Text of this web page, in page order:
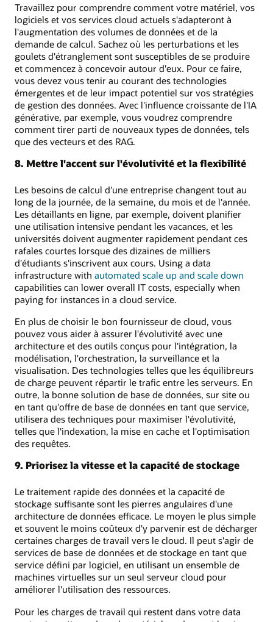
Travaillez pour comprendre comment votre matériel, vos
logiciels et vos services cloud actuels s'adapteront à
l'augmentation des volumes de données et de la
demande de calcul. Sachez où les perturbations et les
goulets d'étranglement sont susceptibles de se produire
et commencez à concevoir autour d'eux. Pour ce faire,
vous devez vous tenir au courant des technologies
émergentes et de leur impact potentiel sur vos stratégies
de gestion des données. Avec l'influence croissante de l'IA
générative, par exemple, vous voudrez comprendre
comment tirer parti de nouveaux types de données, tels
que des vecteurs et des RAG.
8. Mettre l'accent sur l'évolutivité et la flexibilité
Les besoins de calcul d'une entreprise changent tout au
long de la journée, de la semaine, du mois et de l'année.
Les détaillants en ligne, par exemple, doivent planifier
une utilisation intensive pendant les vacances, et les
universités doivent augmenter rapidement pendant ces
rafales courtes lorsque des dizaines de milliers
d'étudiants s'inscrivent aux cours. Using a data
infrastructure with automated scale up and scale down
capabilities can lower overall IT costs, especially when
paying for instances in a cloud service.
En plus de choisir le bon fournisseur de cloud, vous
pouvez vous aider à assurer l'évolutivité avec une
architecture et des outils conçus pour l'intégration, la
modélisation, l'orchestration, la surveillance et la
visualisation. Des technologies telles que les équilibreurs
de charge peuvent répartir le trafic entre les serveurs. En
outre, la bonne solution de base de données, sur site ou
en tant qu'offre de base de données en tant que service,
utilisera des techniques pour maximiser l'évolutivité,
telles que l'indexation, la mise en cache et l'optimisation
des requêtes.
9. Priorisez la vitesse et la capacité de stockage
Le traitement rapide des données et la capacité de
stockage suffisante sont les pierres angulaires d'une
architecture de données efficace. Le moyen le plus simple
et souvent le moins coûteux d'y parvenir est de décharger
certaines charges de travail vers le cloud. Il peut s'agir de
services de base de données et de stockage en tant que
service défini par logiciel, en utilisant un ensemble de
machines virtuelles sur un seul serveur cloud pour
améliorer l'utilisation des ressources.
Pour les charges de travail qui restent dans votre data